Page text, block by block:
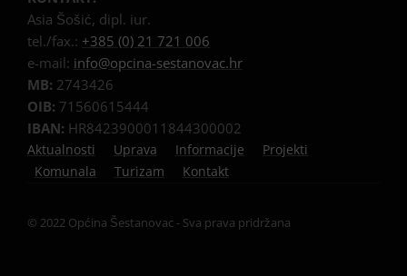
Asia Šošić, dipl. iur.
tel./fax.: +385 (0) 21 721 006
e-mail: info@opcina-sestanovac.hr
MB: 2743426
OIB: 71560615444
IBAN: HR8423900011844300002
Aktualnosti Uprava Informacije
Projekti
Komunala
Turizam Kontakt
© 2022 Općina Šestanovac - Sva prava pridržana